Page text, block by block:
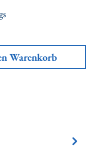
Warenkorb